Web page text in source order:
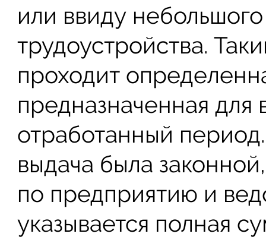
или ввиду
трудоустройства.
проходит
предназначенная для
отработанный
выдача была
по предприятию и
указывается полная